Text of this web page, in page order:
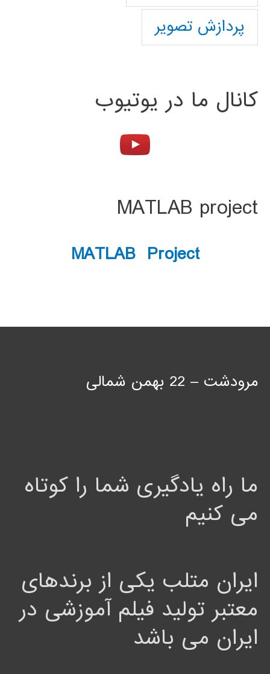
پردازش تصویر
کانال ما در یوتیوب
MATLAB project
MATLAB Project
مرودشت – 22 بهمن شمالی
ما راه یادگیری شما را کوتاه
می کنیم
ایران متلب یکی از برندهای
معتبر تولید فیلم آموزشی در
ایران می باشد